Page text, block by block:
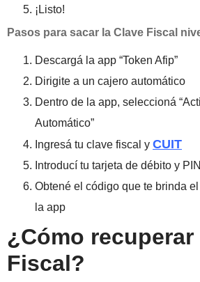
¡Listo!
Pasos para sacar la Clave Fiscal
Descargá la app “Token Afip”
Dirigite a un cajero automático
Dentro de la app, seleccioná
Automático”
Ingresá tu clave fiscal y CUIT
Introducí tu tarjeta de débito y
Obtené el código que te brinda
la app
¿Cómo recuperar
Fiscal?